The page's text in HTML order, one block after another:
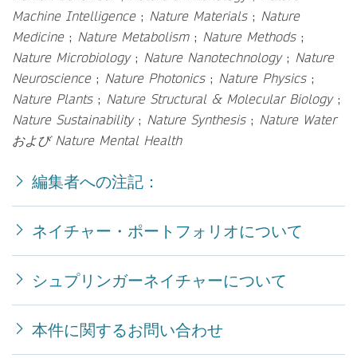
Machine Intelligence ; Nature Materials ; Nature
Medicine ; Nature Metabolism ; Nature Methods ;
Nature Microbiology ; Nature Nanotechnology ; Nature
Neuroscience ; Nature Photonics ; Nature Physics ;
Nature Plants ; Nature Structural & Molecular Biology ;
Nature Sustainability ; Nature Synthesis ; Nature Water
および Nature Mental Health
編集者への注記：
ネイチャー・ポートフォリオについて
シュプリンガーネイチャーについて
本件に関するお問い合わせ